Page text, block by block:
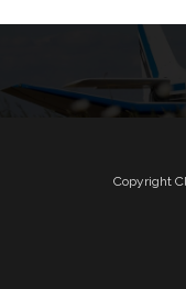
Copyright